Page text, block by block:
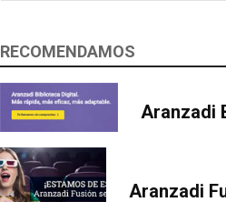
RECOMENDAMOS
Aranzadi
Aranzadi